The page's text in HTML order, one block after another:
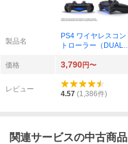
製品名
PS4 ワイヤレスコン
トローラー（DUALS
ブラック CUH-ZCT2J
価格 3,790円〜
レビュー
4.57 (1,386件)
関連サービスの中古商品